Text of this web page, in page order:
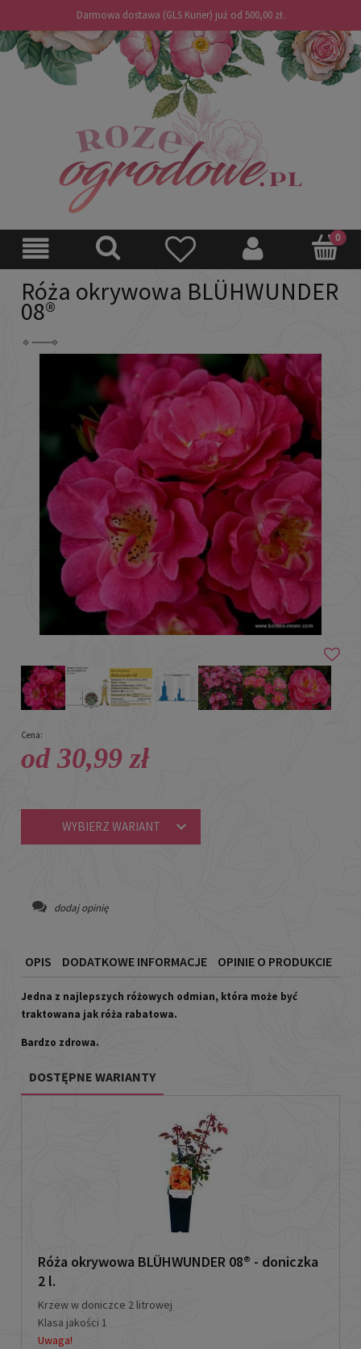
Darmowa dostawa (GLS Kurier) już od 500,00 zł.
Róża okrywowa BLÜHWUNDER
08®
Cena:
od 30,99 zł
WYBIERZ WARIANT
dodaj opinię
OPIS DODATKOWE INFORMACJE OPINIE O PRODUKCIE
Jedna z najlepszych różowych odmian, która może być
traktowana jak róża rabatowa.
Bardzo zdrowa.
DOSTĘPNE WARIANTY
Róża okrywowa BLÜHWUNDER 08® - doniczka
2 l.
Krzew w doniczce 2 litrowej
Klasa jakości 1
Uwaga!